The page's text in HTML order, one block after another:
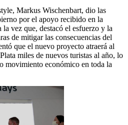
Markus Wischenbart, dio las
por el apoyo recibido en la
vez que, destacó el esfuerzo y la
de mitigar las consecuencias del
que el nuevo proyecto atraerá al
miles de nuevos turistas al año, lo
movimiento económico en toda la